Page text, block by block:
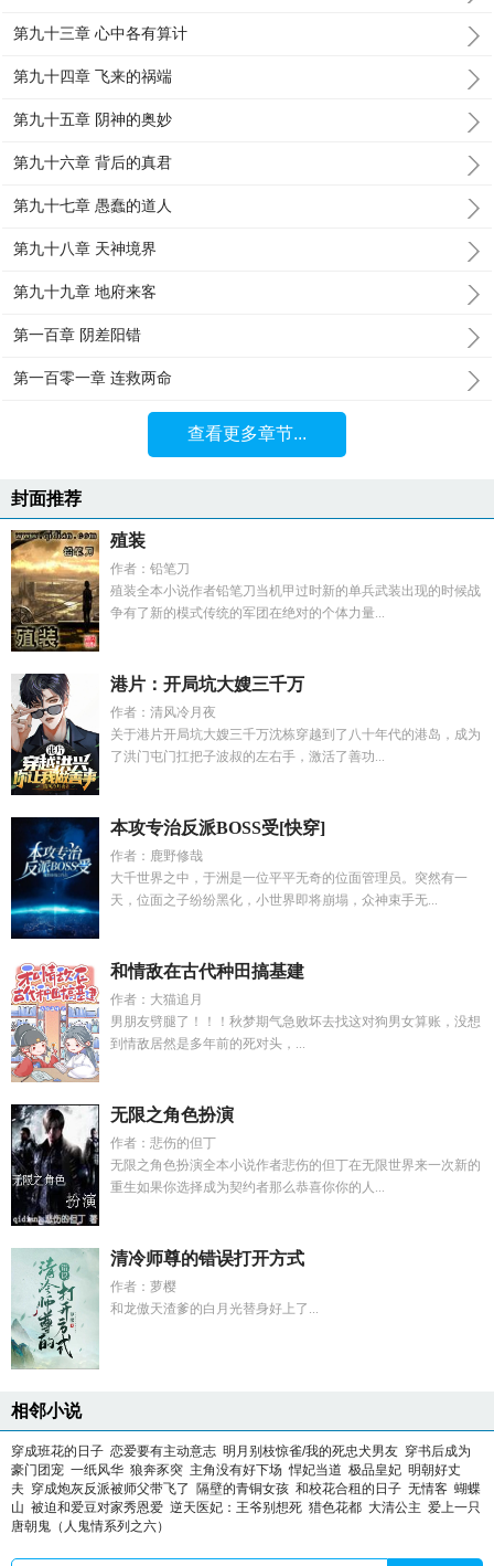
第九十三章 心中各有算计
第九十四章 飞来的祸端
第九十五章 阴神的奥妙
第九十六章 背后的真君
第九十七章 愚蠢的道人
第九十八章 天神境界
第九十九章 地府来客
第一百章 阴差阳错
第一百零一章 连救两命
查看更多章节...
封面推荐
殖装
作者：铅笔刀
殖装全本小说作者铅笔刀当机甲过时新的单兵武装出现的时候战
争有了新的模式传统的军团在绝对的个体力量...
港片：开局坑大嫂三千万
作者：清风冷月夜
关于港片开局坑大嫂三千万沈栋穿越到了八十年代的港岛，成为
了洪门屯门扛把子波叔的左右手，激活了善功...
本攻专治反派BOSS受[快穿]
作者：鹿野修哉
大千世界之中，于洲是一位平平无奇的位面管理员。突然有一
天，位面之子纷纷黑化，小世界即将崩塌，众神束手无...
和情敌在古代种田搞基建
作者：大猫追月
男朋友劈腿了！！！秋梦期气急败坏去找这对狗男女算账，没想
到情敌居然是多年前的死对头，...
无限之角色扮演
作者：悲伤的但丁
无限之角色扮演全本小说作者悲伤的但丁在无限世界来一次新的
重生如果你选择成为契约者那么恭喜你你的人...
清冷师尊的错误打开方式
作者：萝樱
和龙傲天渣爹的白月光替身好上了...
相邻小说
穿成班花的日子 恋爱要有主动意志 明月别枝惊雀/我的死忠犬男友 穿书后成为
豪门团宠 一纸风华 狼奔豕突 主角没有好下场 悍妃当道 极品皇妃 明朝好丈
夫 穿成炮灰反派被师父带飞了 隔壁的青铜女孩 和校花合租的日子 无情客 蝴蝶
山 被迫和爱豆对家秀恩爱 逆天医妃：王爷别想死 猎色花都 大清公主 爱上一只
唐朝鬼（人鬼情系列之六）